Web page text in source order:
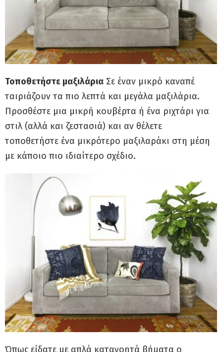
Τοποθετήστε μαξιλάρια Σε έναν μικρό καναπέ
ταιριάζουν τα πιο λεπτά και μεγάλα μαξιλάρια.
Προσθέστε μια μικρή κουβέρτα ή ένα ριχτάρι για
στιλ (αλλά και ζεστασιά) και αν θέλετε
τοποθετήστε ένα μικρότερο μαξιλαράκι στη μέση
με κάποιο πιο ιδιαίτερο σχέδιο.
Όπως είδατε με απλά κατανοητά βήματα ο